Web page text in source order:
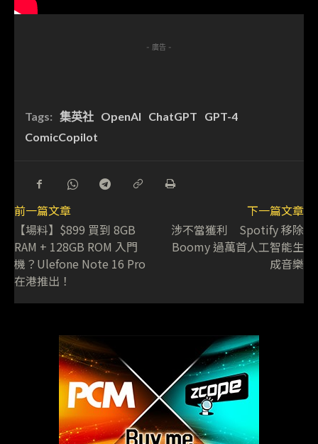
- 廣告 -
Tags: 集英社 OpenAI ChatGPT
GPT-4
ComicCopilot
前一篇文章
【場料】$899 買到 8GB
RAM + 128GB ROM 入門
機？Ulefone Note 16 Pro
在港推出！
下一篇文章
涉不當獲利 Spotify 移除
Boomy 過萬首人工智能生
成音樂